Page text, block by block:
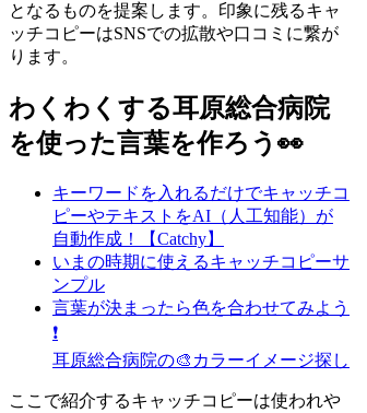
となるものを提案します。印象に残るキャ
ッチコピーはSNSでの拡散や口コミに繋が
ります。
わくわくする耳原総合病院
を使った言葉を作ろう👀
キーワードを入れるだけでキャッチコ
ピーやテキストをAI（人工知能）が
自動作成！【Catchy】
いまの時期に使えるキャッチコピーサ
ンプル
言葉が決まったら色を合わせてみよう
❗
耳原総合病院の🎨カラーイメージ探し
ここで紹介するキャッチコピーは使われや